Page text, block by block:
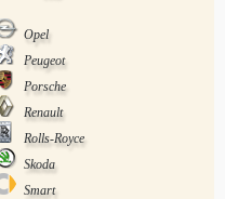
Opel
Peugeot
Porsche
Renault
Rolls-Royce
Skoda
Smart